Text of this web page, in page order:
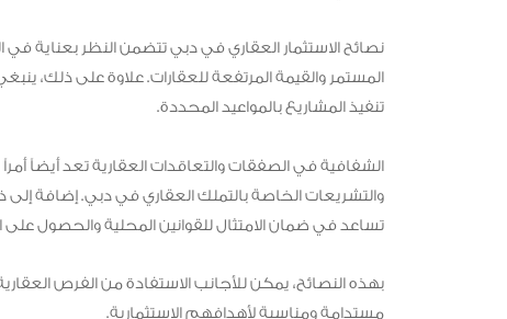
نصائح الاستثمار العقاري في دبي تتضمن النظر بعناية
المستمر والقيمة المرتفعة للعقارات. علاوة على ذلك،
تنفيذ المشاريع بالمواعيد المحددة.
الشفافية في الصفقات والتعاقدات العقارية تعد أيضاً
والتشريعات الخاصة بالتملك العقاري في دبي. إضافة
تساعد في ضمان الامتثال للقوانين المحلية والحصول على
بهذه النصائح، يمكن للأجانب الاستفادة من الفرص
مستدامة ومناسبة لأهدافهم الاستثمارية.